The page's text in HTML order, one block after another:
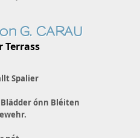
G. CARAU
Terrass
Spalier
ónn Bléiten